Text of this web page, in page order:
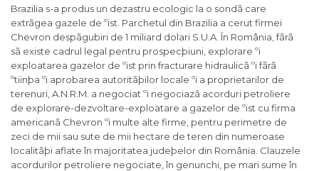
Brazilia s-a produs un dezastru ecologic la o sondã care
extrãgea gazele de ºist. Parchetul din Brazilia a cerut firmei
Chevron despãgubiri de 1 miliard dolari S.U.A. În România, fãrã
sã existe cadrul legal pentru prospecþiuni, explorare ºi
exploatarea gazelor de ºist prin fracturare hidraulicã ºi fãrã
ºtiinþa ºi aprobarea autoritãþilor locale ºi a proprietarilor de
terenuri, A.N.R.M. a negociat ºi negociazã acorduri petroliere
de explorare-dezvoltare-exploatare a gazelor de ºist cu firma
americanã Chevron ºi multe alte firme, pentru perimetre de
zeci de mii sau sute de mii hectare de teren din numeroase
localitãþi aflate în majoritatea judeþelor din România. Clauzele
acordurilor petroliere negociate, în genunchi, pe mari sume în